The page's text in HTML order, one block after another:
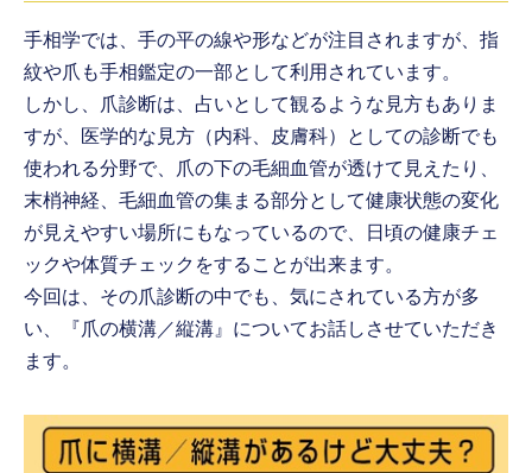
手相学では、手の平の線や形などが注目されますが、指
紋や爪も手相鑑定の一部として利用されています。
しかし、爪診断は、占いとして観るような見方もありま
すが、医学的な見方（内科、皮膚科）としての診断でも
使われる分野で、爪の下の毛細血管が透けて見えたり、
末梢神経、毛細血管の集まる部分として健康状態の変化
が見えやすい場所にもなっているので、日頃の健康チェ
ックや体質チェックをすることが出来ます。
今回は、その爪診断の中でも、気にされている方が多
い、『爪の横溝／縦溝』についてお話しさせていただき
ます。